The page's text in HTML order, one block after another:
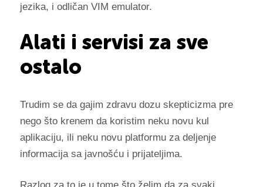
jezika, i odličan VIM emulator.
Alati i servisi za sve
ostalo
Trudim se da gajim zdravu dozu skepticizma pre
nego što krenem da koristim neku novu kul
aplikaciju, ili neku novu platformu za deljenje
informacija sa javnošću i prijateljima.